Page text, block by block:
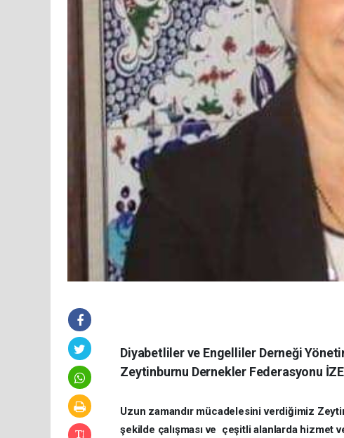
Diyabetliler ve Engelliler Derneği
Zeytinburnu Dernekler Federasyonu
Uzun zamandır mücadelesini verdiğimiz
şekilde çalışması ve çeşitli alanlarda hizmet